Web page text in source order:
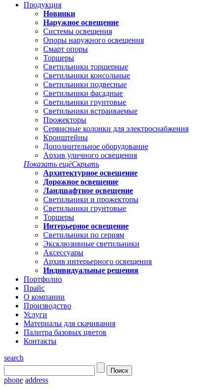
Продукция
Новинки
Наружное освещение
Системы освещения
Опоры наружного освещения
Смарт опоры
Торшеры
Светильники торшерные
Светильники консольные
Светильники подвесные
Светильники фасадные
Светильники грунтовые
Светильники встраиваемые
Прожекторы
Сервисные колонки для электроснабжения
Кронштейны
Дополнительное оборудование
Архив уличного освещения
Показать ещёСкрыть
Архитектурное освещение
Дорожное освещение
Ландшафтное освещение
Светильники и прожекторы
Светильники грунтовые
Торшеры
Интерьерное освещение
Светильники по сериям
Эксклюзивные светильники
Аксессуары
Архив интерьерного освещения
Индивидуальные решения
Портфолио
Прайс
О компании
Производство
Услуги
Материалы для скачивания
Палитра базовых цветов
Контакты
search
phone address